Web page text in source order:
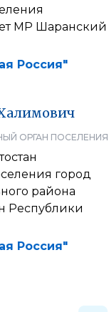
МР Шаранский
Россия"
ОРГАН ПОСЕЛЕНИЯ
город
района
Республики
Россия"